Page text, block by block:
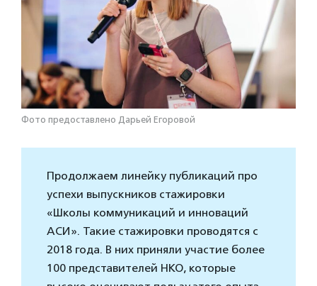
Фото предоставлено Дарьей Егоровой
Продолжаем линейку публикаций про
успехи выпускников стажировки
«Школы коммуникаций и инноваций
АСИ». Такие стажировки проводятся с
2018 года. В них приняли участие более
100 представителей НКО, которые